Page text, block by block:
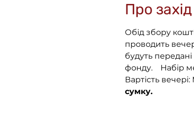
Про захід
Обід збору
проводить
будуть
фонду.
Набір
Вартість
сумку.